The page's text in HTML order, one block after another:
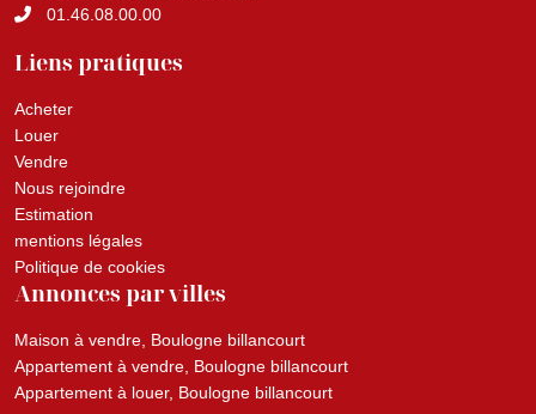
01.46.08.00.00
Liens pratiques
Acheter
Louer
Vendre
Nous rejoindre
Estimation
mentions légales
Politique de cookies
Annonces par villes
Maison à vendre, Boulogne billancourt
Appartement à vendre, Boulogne billancourt
Appartement à louer, Boulogne billancourt